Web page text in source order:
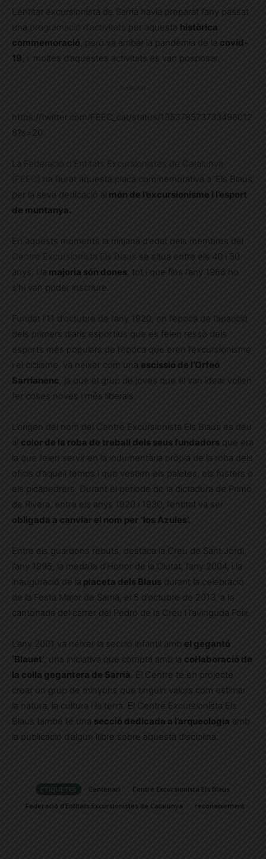
L’entitat excursionista de Sarrià havia preparat l’any passat
una programació d’activitats per aquesta històrica
commemoració , però va arribar la pandèmia de la covid-
19 , i moltes d’aquestes activitats es van posposar.
https://twitter.com/FEEC_cat/status/135378573733496012
8?s=20
La Federació d’Entitats Excursionistes de Catalunya
(FEEC)
ha lliurat aquesta placa commemorativa a ‘Els Blaus’
per la seva dedicació al món de l’excursionisme i l’esport
de muntanya.
En aquests moments la mitjana d’edat dels membres del
Centre Excursionista Els Blaus se situa entre els 40 i 50
anys, i la majoria són dones, tot i que fins l’any 1966 no
s’hi van poder inscriure.
Fundat l’11 d’octubre de l’any 1920, en l’època de l’aparició
dels primers diaris esportius que es feien ressò dels
esports més populars de l’època que eren l’excursionisme
i el ciclisme, va néixer com una escissió de l’Orfeó
Sarrianenc, ja que el grup de joves que el van idear volien
fer coses noves i més liberals.
L’origen del nom del Centre Excursionista Els Blaus es deu
al color de la roba de treball dels seus fundadors que era
la que feien servir en la indumentària pròpia de la roba dels
oficis d’aquell temps i que vestien els paletes, els fusters o
els picapedrers. Durant el període de la dictadura de Primo
de Rivera, entre els anys 1920 i 1930, l’entitat va ser
obligada a canviar el nom per ‘los Azules’.
Entre els guardons rebuts, destaca la Creu de Sant Jordi,
l’any 1995, la medalla d’Honor de la Ciutat, l’any 2004, i la
inauguració de la placeta dels Blaus durant la celebració
de la Festa Major de Sarrià, el 5 d’octubre de 2013, a la
cantonada del carrer del Pedró de la Creu i l’avinguda Foix.
L’any 2001 va néixer la secció infantil amb el gegantó
‘Blauet’, una iniciativa que compta amb la col·laboració de
la colla gegantera de Sarrià. El Centre té en projecte
crear un grup de minyons que tinguin valors com estimar
la natura, la cultura i la terra. El Centre Excursionista Els
Blaus també té una secció dedicada a l’arqueologia amb
la publicació d’algun llibre sobre aquesta disciplina.
ETIQUETES Centenari
Centre Excursionista Els Blaus
Federació d’Entitats Excursionistes de Catalunya
reconeixement